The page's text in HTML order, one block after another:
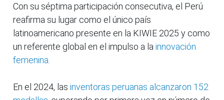
Con su séptima participación consecutiva, el Perú
reafirma su lugar como el único país
latinoamericano presente en la KIWIE 2025 y como
un referente global en el impulso a la innovación
femenina.
En el 2024, las inventoras peruanas alcanzaron 152